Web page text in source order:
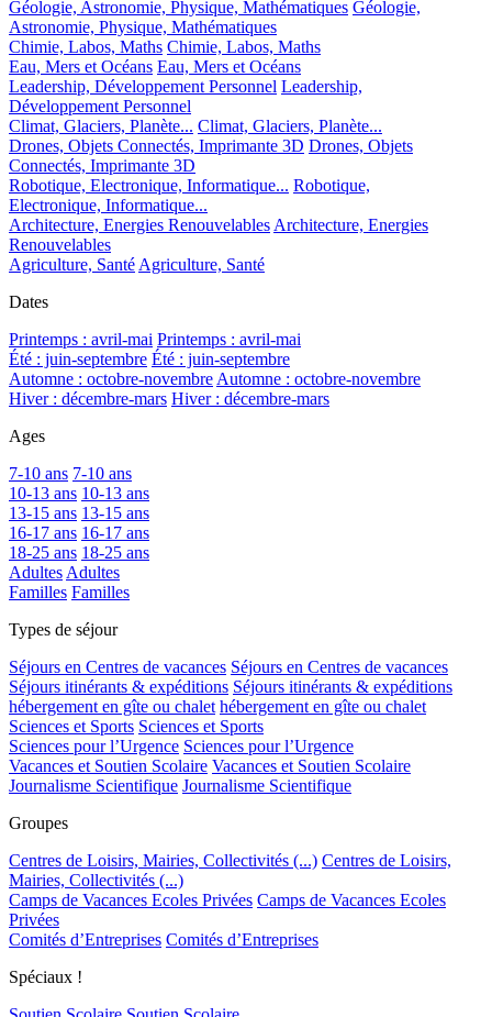
Géologie, Astronomie, Physique, Mathématiques Géologie,
Astronomie, Physique, Mathématiques
Chimie, Labos, Maths Chimie, Labos, Maths
Eau, Mers et Océans Eau, Mers et Océans
Leadership, Développement Personnel Leadership,
Développement Personnel
Climat, Glaciers, Planète... Climat, Glaciers, Planète...
Drones, Objets Connectés, Imprimante 3D Drones, Objets
Connectés, Imprimante 3D
Robotique, Electronique, Informatique... Robotique,
Electronique, Informatique...
Architecture, Energies Renouvelables Architecture, Energies
Renouvelables
Agriculture, Santé Agriculture, Santé
Dates
Printemps : avril-mai Printemps : avril-mai
Été : juin-septembre Été : juin-septembre
Automne : octobre-novembre Automne : octobre-novembre
Hiver : décembre-mars Hiver : décembre-mars
Ages
7-10 ans 7-10 ans
10-13 ans 10-13 ans
13-15 ans 13-15 ans
16-17 ans 16-17 ans
18-25 ans 18-25 ans
Adultes Adultes
Familles Familles
Types de séjour
Séjours en Centres de vacances Séjours en Centres de vacances
Séjours itinérants & expéditions Séjours itinérants & expéditions
hébergement en gîte ou chalet hébergement en gîte ou chalet
Sciences et Sports Sciences et Sports
Sciences pour l’Urgence Sciences pour l’Urgence
Vacances et Soutien Scolaire Vacances et Soutien Scolaire
Journalisme Scientifique Journalisme Scientifique
Groupes
Centres de Loisirs, Mairies, Collectivités (...) Centres de Loisirs,
Mairies, Collectivités (...)
Camps de Vacances Ecoles Privées Camps de Vacances Ecoles
Privées
Comités d’Entreprises Comités d’Entreprises
Spéciaux !